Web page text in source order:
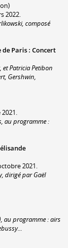
2022.
composé
de Paris : Concert
et Patricia Petibon
Gershwin,
au programme :
2021.
dirigé par Gaël
au programme : airs